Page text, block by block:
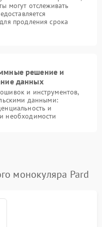
могут отслеживать
продления срока
решение и
данных
и инструментов,
данными:
и
необходимости
монокуляра Pard